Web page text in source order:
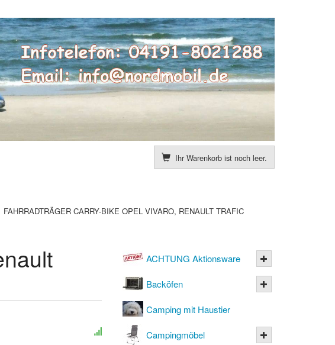
Ihr Warenkorb ist noch leer.
FAHRRADTRÄGER CARRY-BIKE OPEL VIVARO, RENAULT TRAFIC
ACHTUNG Aktionsware
Backöfen
Camping mit Haustier
Campingmöbel